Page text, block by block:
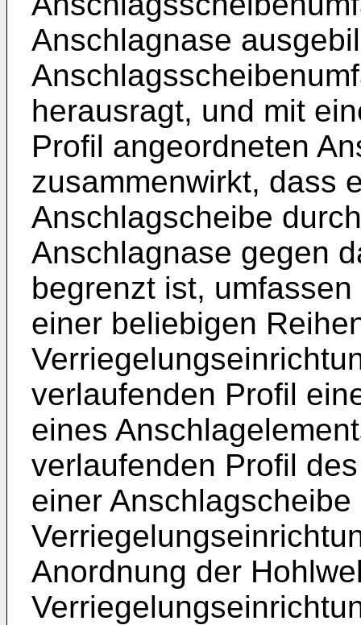
Anschlagnase
herausragt, und mit
Profil angeordneten
zusammenwirkt, dass
Anschlagscheibe
Anschlagnase gegen
begrenzt ist,
einer beliebigen
verlaufenden Profil
eines
verlaufenden Profil
einer Anschlagscheibe
Anordnung der